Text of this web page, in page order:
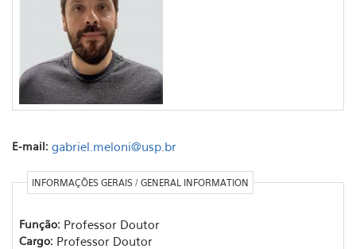
E-mail: gabriel.meloni@usp.br
INFORMAÇÕES GERAIS / GENERAL INFORMATION
Função: Professor Doutor
Cargo: Professor Doutor